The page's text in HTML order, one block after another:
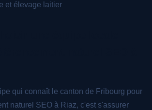
et élevage laitier
qui connaît le canton de Fribourg pour
naturel SEO à Riaz, c'est s'assurer